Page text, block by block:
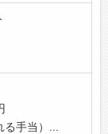
る手当）...